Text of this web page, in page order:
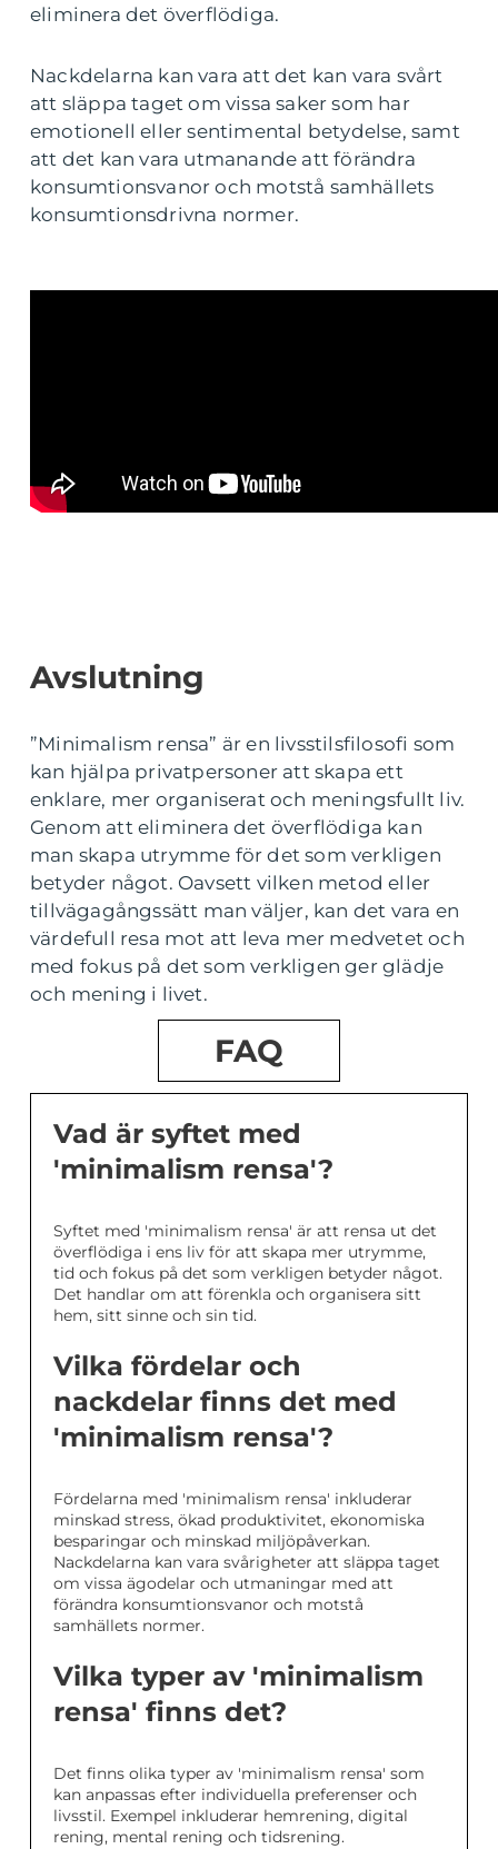
eliminera det överflödiga.
Nackdelarna kan vara att det kan vara svårt
att släppa taget om vissa saker som har
emotionell eller sentimental betydelse, samt
att det kan vara utmanande att förändra
konsumtionsvanor och motstå samhällets
konsumtionsdrivna normer.
Avslutning
”Minimalism rensa” är en livsstilsfilosofi som
kan hjälpa privatpersoner att skapa ett
enklare, mer organiserat och meningsfullt liv.
Genom att eliminera det överflödiga kan
man skapa utrymme för det som verkligen
betyder något. Oavsett vilken metod eller
tillvägagångssätt man väljer, kan det vara en
värdefull resa mot att leva mer medvetet och
med fokus på det som verkligen ger glädje
och mening i livet.
FAQ
Vad är syftet med
'minimalism rensa'?
Syftet med 'minimalism rensa' är att rensa ut det
överflödiga i ens liv för att skapa mer utrymme,
tid och fokus på det som verkligen betyder något.
Det handlar om att förenkla och organisera sitt
hem, sitt sinne och sin tid.
Vilka fördelar och
nackdelar finns det med
'minimalism rensa'?
Fördelarna med 'minimalism rensa' inkluderar
minskad stress, ökad produktivitet, ekonomiska
besparingar och minskad miljöpåverkan.
Nackdelarna kan vara svårigheter att släppa taget
om vissa ägodelar och utmaningar med att
förändra konsumtionsvanor och motstå
samhällets normer.
Vilka typer av 'minimalism
rensa' finns det?
Det finns olika typer av 'minimalism rensa' som
kan anpassas efter individuella preferenser och
livsstil. Exempel inkluderar hemrening, digital
rening, mental rening och tidsrening.